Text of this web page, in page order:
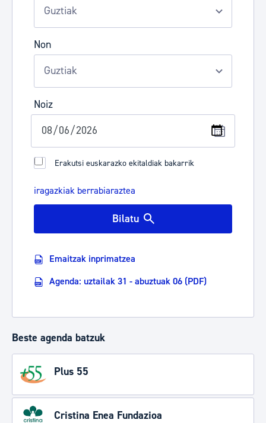
Non
Noiz
Erakutsi euskarazko ekitaldiak bakarrik
iragazkiak berrabiaraztea
Bilatu
Emaitzak inprimatzea
Agenda: uztailak 31 - abuztuak 06 (PDF)
Beste agenda batzuk
Plus 55
Cristina Enea Fundazioa